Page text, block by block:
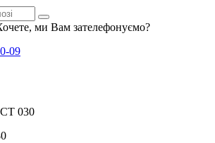
ми Вам зателефонуємо?
09
030